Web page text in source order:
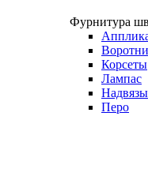
Фурнитура
Корсеты
Лампас
Надвязы
Перо